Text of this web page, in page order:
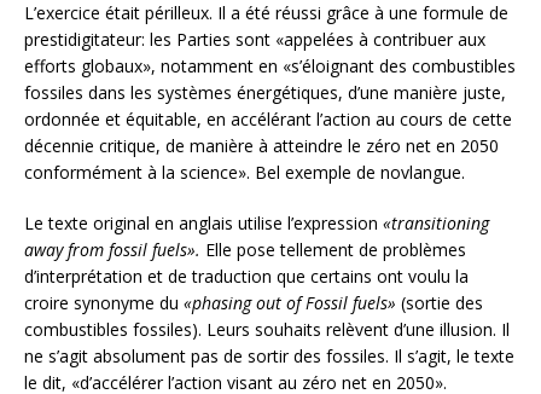
L’exercice était périlleux. Il a été réussi grâce à une formule de
prestidigitateur: les Parties sont «appelées à contribuer aux
efforts globaux», notamment en «s’éloignant des combustibles
fossiles dans les systèmes énergétiques, d’une manière juste,
ordonnée et équitable, en accélérant l’action au cours de cette
décennie critique, de manière à atteindre le zéro net en 2050
conformément à la science». Bel exemple de novlangue.
Le texte original en anglais utilise l’expression «transitioning
away from fossil fuels». Elle pose tellement de problèmes
d’interprétation et de traduction que certains ont voulu la
croire synonyme du «phasing out of Fossil fuels» (sortie des
combustibles fossiles). Leurs souhaits relèvent d’une illusion. Il
ne s’agit absolument pas de sortir des fossiles. Il s’agit, le texte
le dit, «d’accélérer l’action visant au zéro net en 2050».